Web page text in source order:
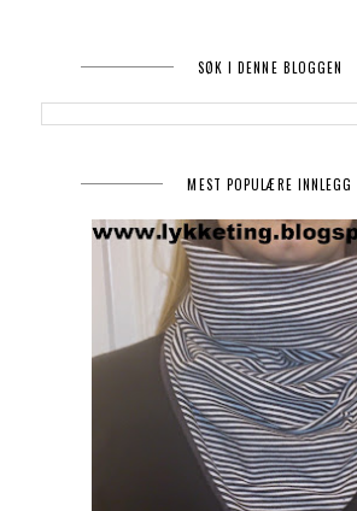
SØK I DENNE BLOGGEN
MEST POPULÆRE INNLEGG